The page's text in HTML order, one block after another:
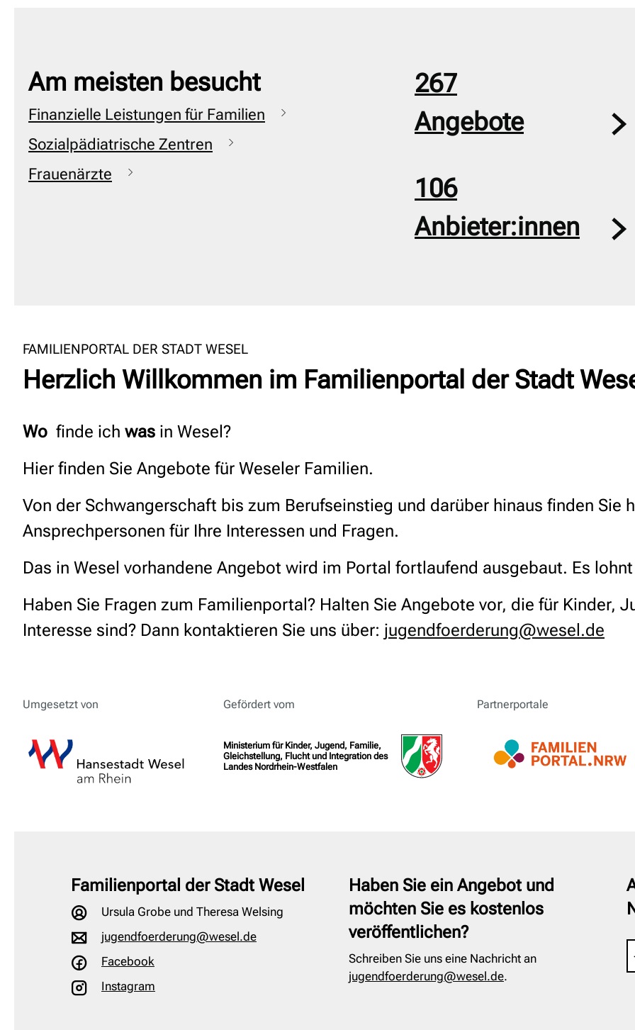
Am meisten besucht
Finanzielle Leistungen für Familien
Sozialpädiatrische Zentren
Frauenärzte
267
Angebote
106
Anbieter:innen
FAMILIENPORTAL DER STADT WESEL
Herzlich Willkommen im Familienportal der Stadt
Wo finde ich was in Wesel?
Hier finden Sie Angebote für Weseler Familien.
Von der Schwangerschaft bis zum Berufseinstieg und darüber hinaus finden Sie
Ansprechpersonen für Ihre Interessen und Fragen.
Das in Wesel vorhandene Angebot wird im Portal fortlaufend ausgebaut. Es
Haben Sie Fragen zum Familienportal? Halten Sie Angebote vor, die für Kinder,
Interesse sind? Dann kontaktieren Sie uns über: jugendfoerderung@wesel.de
Umgesetzt von Gefördert vom
Ministerium für Kinder, Jugend, Familie,
Gleichstellung, Flucht und Integration des
Landes Nordrhein-Westfalen
Partnerportale
Familienportal der Stadt Wesel
Ursula Grobe und Theresa Welsing
jugendfoerderung@wesel.de
Facebook
Instagram
Haben Sie ein Angebot und
möchten Sie es kostenlos
veröffentlichen?
Schreiben Sie uns eine Nachricht an
jugendfoerderung@wesel.de.